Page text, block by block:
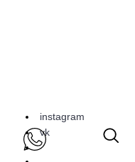
instagram
vk